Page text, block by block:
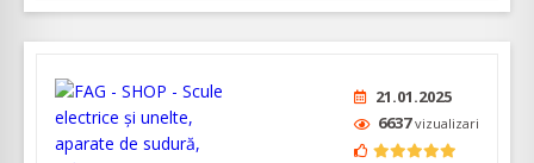
21.01.2025
6637vizualizari